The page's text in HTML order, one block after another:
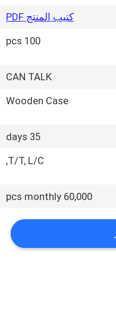
كتيب المنتج PDF
100 pcs
CAN TALK
Wooden Case
35 days
T/T, L/C,
60,000 pcs monthly